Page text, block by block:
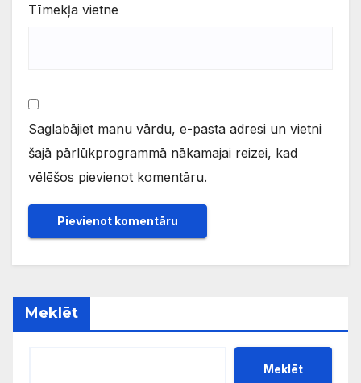
Tīmekļa vietne
Saglabājiet manu vārdu, e-pasta adresi un vietni
šajā pārlūkprogrammā nākamajai reizei, kad
vēlēšos pievienot komentāru.
Meklēt
Meklēt